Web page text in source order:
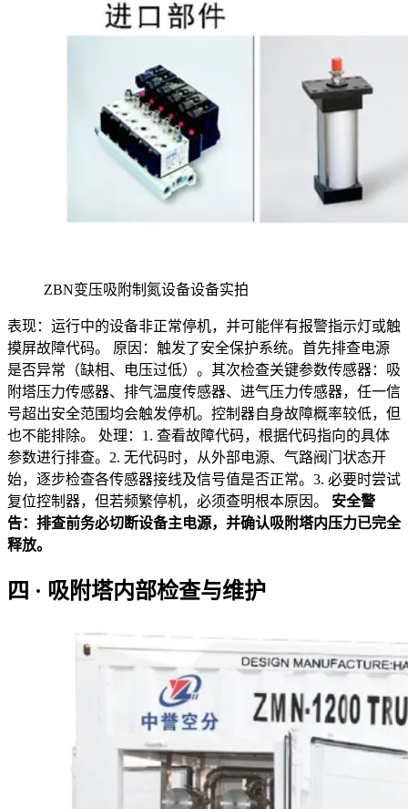
ZBN变压吸附制氮设备设备实拍
表现：运行中的设备非正常停机，并可能伴有报警指示灯或触
摸屏故障代码。 原因：触发了安全保护系统。首先排查电源
是否异常（缺相、电压过低）。其次检查关键参数传感器：吸
附塔压力传感器、排气温度传感器、进气压力传感器，任一信
号超出安全范围均会触发停机。控制器自身故障概率较低，但
也不能排除。 处理：1. 查看故障代码，根据代码指向的具体
参数进行排查。2. 无代码时，从外部电源、气路阀门状态开
始，逐步检查各传感器接线及信号值是否正常。3. 必要时尝试
复位控制器，但若频繁停机，必须查明根本原因。 安全警
告：排查前务必切断设备主电源，并确认吸附塔内压力已完全
释放。
四 · 吸附塔内部检查与维护